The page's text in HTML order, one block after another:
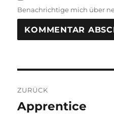
Benachrichtige mich über
ZURÜCK
Vorheriger
Apprentice